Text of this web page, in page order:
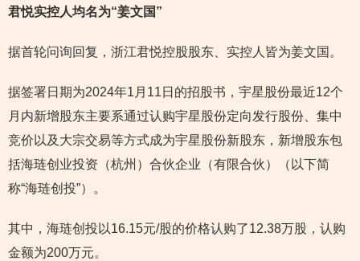
君悦实控人均名为“姜文国”
据首轮问询回复，浙江君悦控股股东、实控人皆为姜文国。
据签署日期为2024年1月11日的招股书，宇星股份最近12个
月内新增股东主要系通过认购宇星股份定向发行股份、集中
竞价以及大宗交易等方式成为宇星股份新股东，新增股东包
括海琏创业投资（杭州）合伙企业（有限合伙）（以下简
称“海琏创投”）。
其中，海琏创投以16.15元/股的价格认购了12.38万股，认购
金额为200万元。